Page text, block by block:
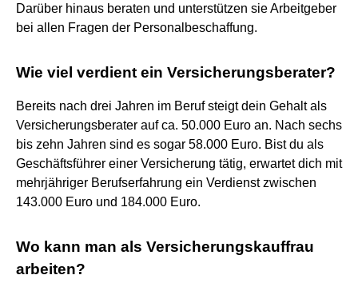
Darüber hinaus beraten und unterstützen sie Arbeitgeber
bei allen Fragen der Personalbeschaffung.
Wie viel verdient ein Versicherungsberater?
Bereits nach drei Jahren im Beruf steigt dein Gehalt als
Versicherungsberater auf ca. 50.000 Euro an. Nach sechs
bis zehn Jahren sind es sogar 58.000 Euro. Bist du als
Geschäftsführer einer Versicherung tätig, erwartet dich mit
mehrjähriger Berufserfahrung ein Verdienst zwischen
143.000 Euro und 184.000 Euro.
Wo kann man als Versicherungskauffrau
arbeiten?